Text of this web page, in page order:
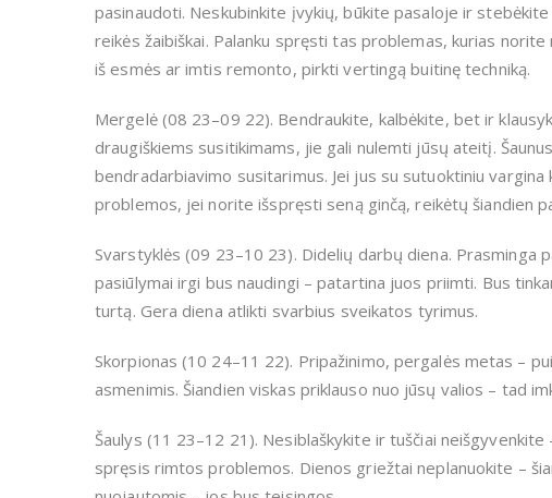
pasinaudoti. Neskubinkite įvykių, būkite pasaloje ir
reikės žaibiškai. Palanku spręsti tas problemas, kurias
iš esmės ar imtis remonto, pirkti vertingą buitinę techniką.
Mergelė (08 23–09 22). Bendraukite, kalbėkite, bet ir
draugiškiems susitikimams, jie gali nulemti jūsų ateitį.
bendradarbiavimo susitarimus. Jei jus su sutuoktiniu
problemos, jei norite išspręsti seną ginčą, reikėtų šiandien
Svarstyklės (09 23–10 23). Didelių darbų diena. Prasminga
pasiūlymai irgi bus naudingi – patartina juos priimti. Bus
turtą. Gera diena atlikti svarbius sveikatos tyrimus.
Skorpionas (10 24–11 22). Pripažinimo, pergalės metas –
asmenimis. Šiandien viskas priklauso nuo jūsų valios – tad
Šaulys (11 23–12 21). Nesiblaškykite ir tuščiai
spręsis rimtos problemos. Dienos griežtai neplanuokite –